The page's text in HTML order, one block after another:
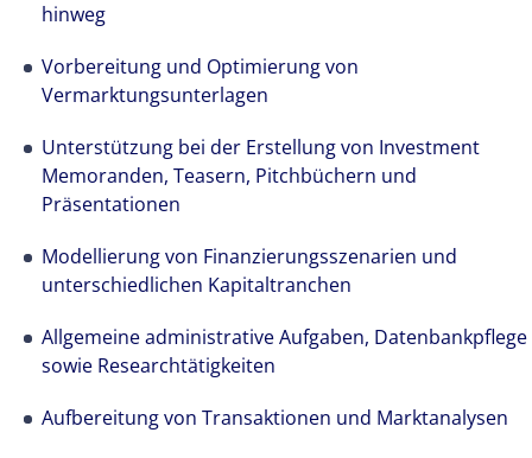
hinweg
Vorbereitung und Optimierung von
Vermarktungsunterlagen
Unterstützung bei der Erstellung von Investment
Memoranden, Teasern, Pitchbüchern und
Präsentationen
Modellierung von Finanzierungsszenarien und
unterschiedlichen Kapitaltranchen
Allgemeine administrative Aufgaben, Datenbankpflege
sowie Researchtätigkeiten
Aufbereitung von Transaktionen und Marktanalysen